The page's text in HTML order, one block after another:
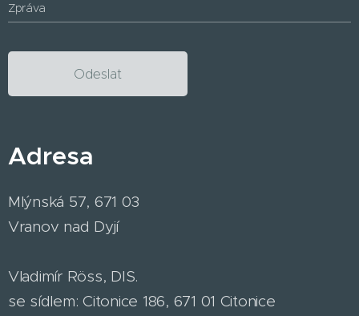
Zpráva
Odeslat
Adresa
Mlýnská 57, 671 03
Vranov nad Dyjí
Vladimír Röss, DIS.
se sídlem: Citonice 186, 671 01 Citonice